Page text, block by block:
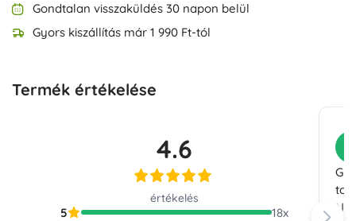
Gondtalan visszaküldés 30 napon belül
Gyors kiszállítás már 1 990 Ft-tól
Termék értékelése
4.6
értékelés
5 18x